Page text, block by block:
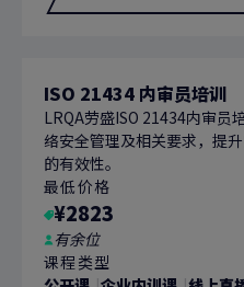
ISO 21434 内审员培训
LRQA劳盛ISO 21434内审员
络安全管理及相关要求，提
的有效性。
最低价格
¥2823
有余位
课程类型